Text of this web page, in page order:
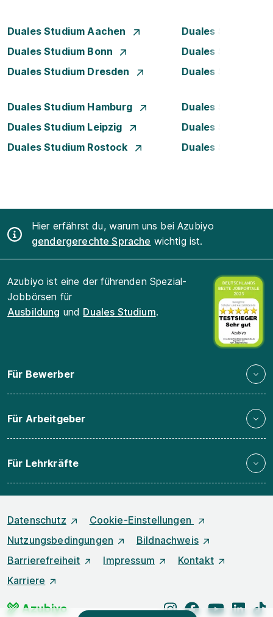
Duales Studium Aachen
Duales Studium
Duales Studium Bonn
Duales Studium
Duales Studium Dresden
Duales Studium
Duales Studium Hamburg
Duales Studium
Duales Studium Leipzig
Duales Studium
Duales Studium Rostock
Duales Studium
Hier erfährst du, warum uns bei Azubiyo
gendergerechte Sprache wichtig ist.
Azubiyo ist eine der führenden Spezial-
Jobbörsen für
Ausbildung und Duales Studium.
Für Bewerber
Für Arbeitgeber
Für Lehrkräfte
Datenschutz
Cookie-Einstellungen
Nutzungsbedingungen
Bildnachweis
Barrierefreiheit
Impressum
Kontakt
Karriere
instagram
facebook
youtube